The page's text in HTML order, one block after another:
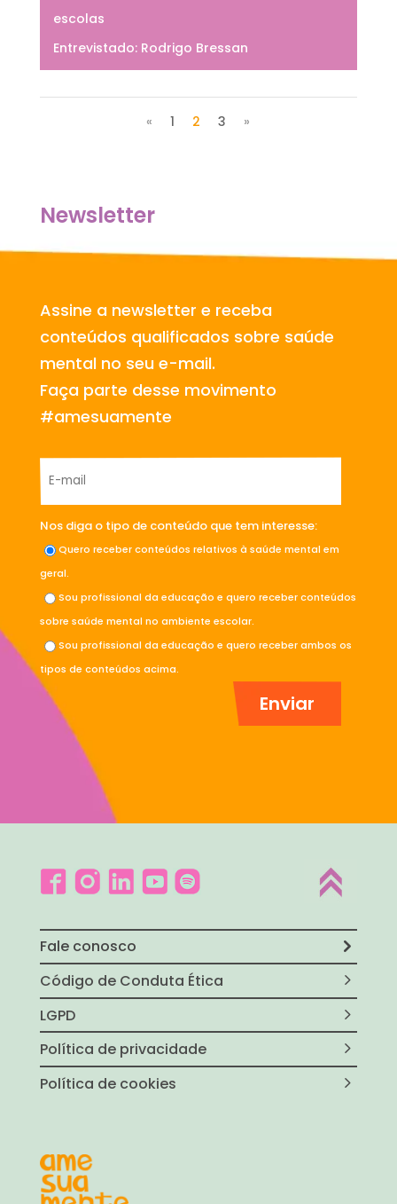
escolas
Entrevistado: Rodrigo Bressan
« 1 2 3 »
Newsletter
Assine a newsletter e receba
conteúdos qualificados sobre saúde
mental no seu e-mail.
Faça parte desse movimento
#amesuamente
Nos diga o tipo de conteúdo que tem interesse:
Quero receber conteúdos relativos à saúde mental em
geral.
Sou profissional da educação e quero receber conteúdos
sobre saúde mental no ambiente escolar.
Sou profissional da educação e quero receber ambos os
tipos de conteúdos acima.
Fale conosco
Código de Conduta Ética
LGPD
Política de privacidade
Política de cookies